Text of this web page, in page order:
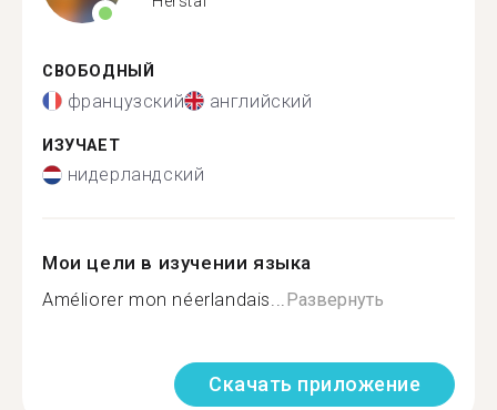
СВОБОДНЫЙ
французский английский
ИЗУЧАЕТ
нидерландский
Мои цели в изучении языка
Améliorer mon néerlandais...Развернуть
Скачать приложение